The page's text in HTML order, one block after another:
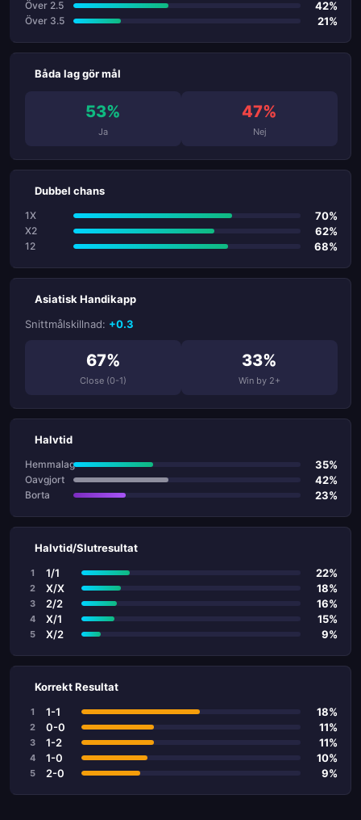
Över 2.5 42%
Över 3.5 21%
Båda lag gör mål
53%
Ja
47%
Nej
Dubbel chans
1X 70%
X2 62%
12 68%
Asiatisk Handikapp
Snittmålskillnad: +0.3
67%
Close (0-1)
33%
Win by 2+
Halvtid
Hemmalag 35%
Oavgjort 42%
Borta 23%
Halvtid/Slutresultat
1 1/1 22%
2 X/X 18%
3 2/2 16%
4 X/1 15%
5 X/2 9%
Korrekt Resultat
1 1-1 18%
2 0-0 11%
3 1-2 11%
4 1-0 10%
5 2-0 9%